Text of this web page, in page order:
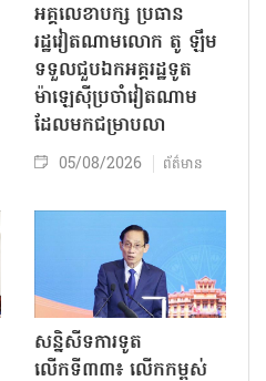
អគ្គលេខាបក្ស ប្រធាន
រដ្ឋវៀតណាមលោក តូ ឡឹម
ទទួលជួបឯកអគ្គរដ្ឋទូត
ម៉ាឡេស៊ីប្រចាំវៀតណាម
ដែលមកជម្រាបលា
05/08/2026 ព័ត៌មាន
សន្និសីទការទូត
លើកទី៣៣៖ លើក​កម្ពស់